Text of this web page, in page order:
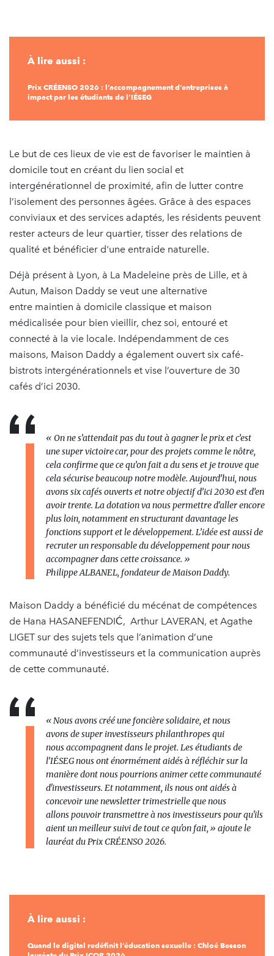
À lire aussi :
Prix CRÉENSO 2026 : l’accompagnement d’entreprises à
impact par les étudiants de l’IÉSEG
Le but de ces lieux de vie est de favoriser le maintien à
domicile tout en créant du lien social et
intergénérationnel de proximité, afin de lutter contre
l’isolement des personnes âgées. Grâce à des espaces
conviviaux et des services adaptés, les résidents peuvent
rester acteurs de leur quartier, tisser des relations de
qualité et bénéficier d'une entraide naturelle.
Déjà présent à Lyon, à La Madeleine près de Lille, et à
Autun, Maison Daddy se veut une alternative
entre maintien à domicile classique et maison
médicalisée pour bien vieillir, chez soi, entouré et
connecté à la vie locale. Indépendamment de ces
maisons, Maison Daddy a également ouvert six café-
bistrots intergénérationnels et vise l’ouverture de 30
cafés d’ici 2030.
« On ne s’attendait pas du tout à gagner le prix et c’est
une super victoirecar, pour des projets comme le nôtre,
cela confirme que ce qu’on faitadu senset je trouveque
cela sécurise beaucoup notre modèle. Aujourd’hui, nous
avons six cafés ouverts et notre objectif d’ici 2030 est d’en
avoir trente. La dotationva nous permettre d’aller encore
plus loin, notamment en structurant davantage les
fonctions support et le développement. L’idée est aussi de
recruter un responsabledudéveloppement pour nous
accompagner dans cette croissance. »
Philippe ALBANEL, fondateur de Maison Daddy.
Maison Daddy a bénéficié du mécénat de compétences
de Hana HASANEFENDIĆ, Arthur LAVERAN, et Agathe
LIGET sur des sujets tels que l’animation d’une
communauté d’investisseurs et la communication auprès
de cette communauté.
«Nousavonscrééune foncière solidaire, et nous
avonsde super investisseurs philanthropes qui
nousaccompagnent dans le projet. Lesétudiantsde
l’IÉSEGnous onténormémentaidésàréfléchir surla
manière dontnous pourrionsanimer cettecommunauté
d'investisseurs. Et notamment, ils nous ont aidésà
concevoir une newsletter trimestrielleque nous
allonspouvoir transmettreànos investisseurs pour qu'ils
aient un meilleur suivi de tout ce qu'on fait, » ajoute le
lauréat du Prix CRÉENSO 2026.
À lire aussi :
Quand le digital redéfinit l’éducation sexuelle : Chloé Besson